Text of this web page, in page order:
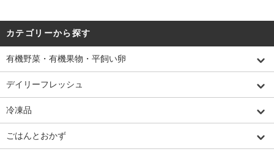
カテゴリーから探す
有機野菜・有機果物・平飼い卵
デイリーフレッシュ
冷凍品
ごはんとおかず